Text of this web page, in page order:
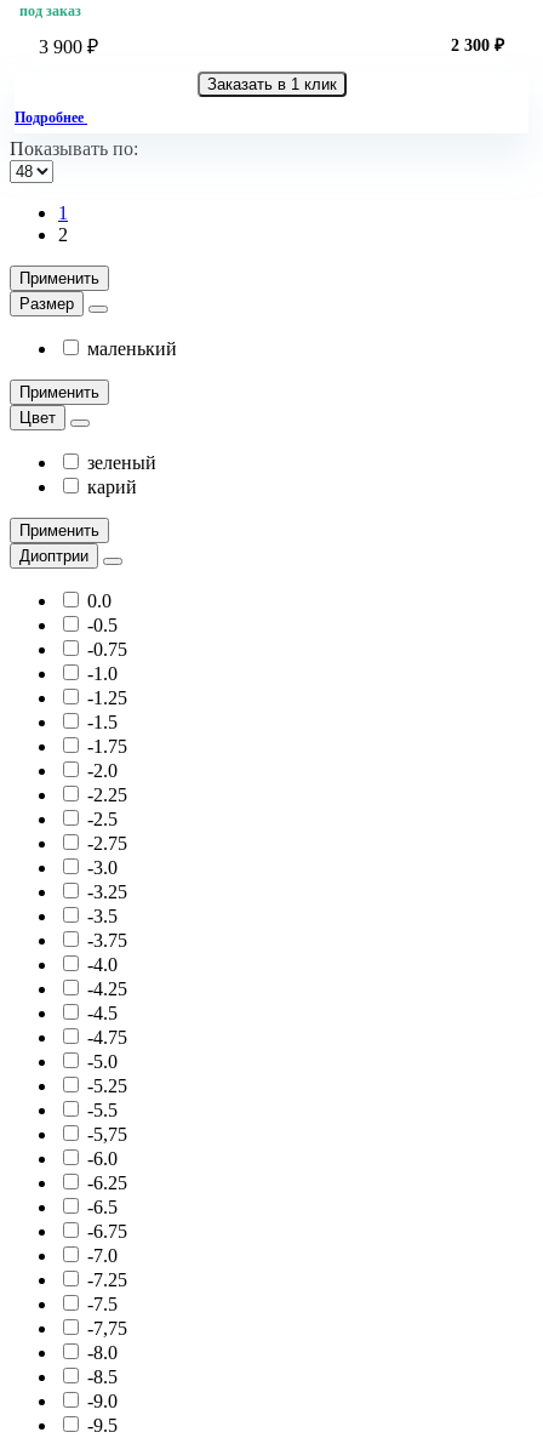
под заказ
3 900 ₽ 2 300 ₽
Заказать в 1 клик
Подробнее
Показывать по:
1
2
Применить
Размер
маленький
Применить
Цвет
зеленый
карий
Применить
Диоптрии
0.0
-0.5
-0.75
-1.0
-1.25
-1.5
-1.75
-2.0
-2.25
-2.5
-2.75
-3.0
-3.25
-3.5
-3.75
-4.0
-4.25
-4.5
-4.75
-5.0
-5.25
-5.5
-5,75
-6.0
-6.25
-6.5
-6.75
-7.0
-7.25
-7.5
-7,75
-8.0
-8.5
-9.0
-9.5